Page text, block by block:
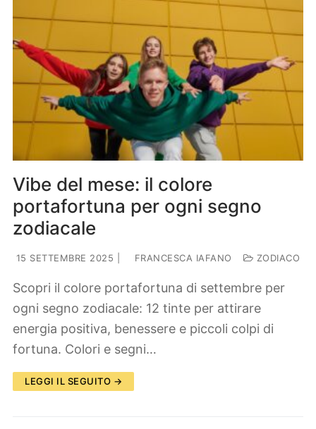
Vibe del mese: il colore
portafortuna per ogni segno
zodiacale
15 SETTEMBRE 2025 FRANCESCA IAFANO ZODIACO
Scopri il colore portafortuna di settembre per
ogni segno zodiacale: 12 tinte per attirare
energia positiva, benessere e piccoli colpi di
fortuna. Colori e segni…
LEGGI IL SEGUITO →